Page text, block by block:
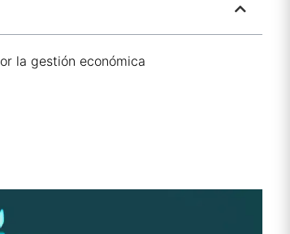
la gestión económica